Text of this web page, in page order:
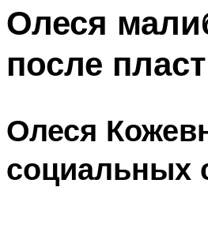
Олеся
после
Олеся
социальных